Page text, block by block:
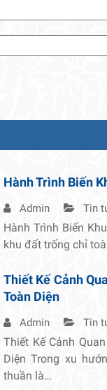
Hành Trình Biến
Admin Tin
Hành Trình Biến
khu đất trống chỉ
Thiết Kế Cảnh
Toàn Diện
Admin Tin
Thiết Kế Cảnh
Diện Trong xu
thuần là…